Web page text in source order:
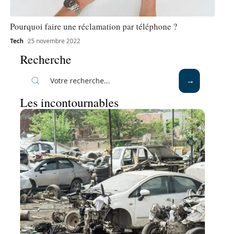
Pourquoi faire une réclamation par téléphone ?
Tech 25 novembre 2022
Recherche
Les incontournables